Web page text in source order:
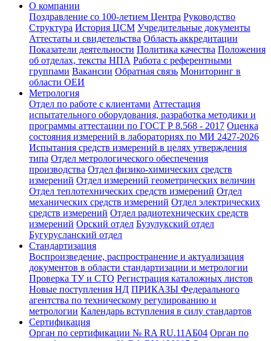
О компании
Поздравление со 100-летием Центра Руководство
Структура История ЦСМ Учредительные документы
Аттестаты и свидетельства Область аккредитации
Показатели деятельности Политика качества Положения
об отделах, тексты НПА Работа с референтными
группами Вакансии Обратная связь Мониторинг в
области ОЕИ
Метрология
Отдел по работе с клиентами Аттестация
испытательного оборудования, разработка методики и
программы аттестации по ГОСТ Р 8.568 - 2017 Оценка
состояния измерений в лабораториях по МИ 2427-2026
Испытания средств измерений в целях утверждения
типа Отдел метрологического обеспечения
производства Отдел физико-химических средств
измерений Отдел измерений геометрических величин
Отдел теплотехнических средств измерений Отдел
механических средств измерений Отдел электрических
средств измерений Отдел радиотехнических средств
измерений Орский отдел Бузулукский отдел
Бугурусланский отдел
Стандартизация
Воспроизведение, распространение и актуализация
документов в области стандартизации и метрологии
Проверка ТУ и СТО Регистрация каталожных листов
Новые поступления НД ПРИКАЗЫ Федерального
агентства по техническому регулированию и
метрологии Календарь вступления в силу стандартов
Сертификация
Орган по сертификации № RA RU.11АБ04 Орган по